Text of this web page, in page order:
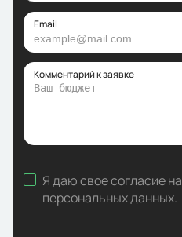
Email
Комментарий к заявке
Я даю свое согласие на
персональных данных.